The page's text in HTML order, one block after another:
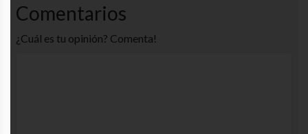
Comentarios
¿Cuál es tu opinión? Comenta!